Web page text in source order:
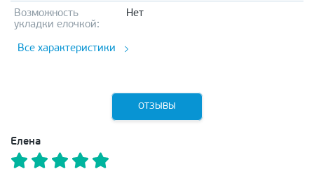
Возможность
укладки елочкой:
Нет
Все характеристики
ОТЗЫВЫ
Елена